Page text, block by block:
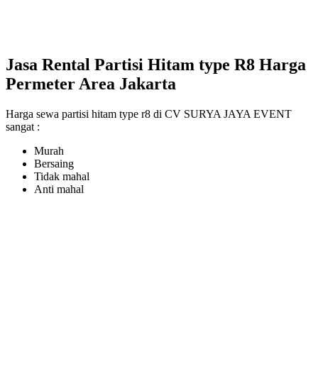
Jasa Rental Partisi Hitam type R8 Harga
Permeter Area Jakarta
Harga sewa partisi hitam type r8 di CV SURYA JAYA EVENT
sangat :
Murah
Bersaing
Tidak mahal
Anti mahal